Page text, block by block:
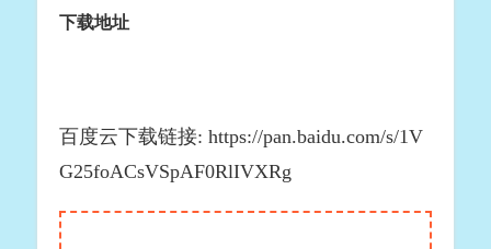
下载地址
百度云下载链接: https://pan.baidu.com/s/1V
G25foACsVSpAF0RlIVXRg